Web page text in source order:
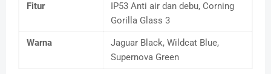
Fitur
IP53 Anti air dan debu, Corning
Gorilla Glass 3
Warna
Jaguar Black, Wildcat Blue,
Supernova Green